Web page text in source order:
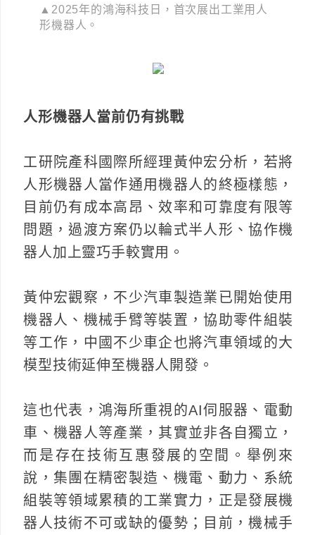
▲2025年的鴻海科技日，首次展出工業用人
形機器人。
人形機器人當前仍有挑戰
工研院產科國際所經理黃仲宏分析，若將
人形機器人當作通用機器人的終極樣態，
目前仍有成本高昂、效率和可靠度有限等
問題，過渡方案仍以輪式半人形、協作機
器人加上靈巧手較實用。
黃仲宏觀察，不少汽車製造業已開始使用
機器人、機械手臂等裝置，協助零件組裝
等工作，中國不少車企也將汽車領域的大
模型技術延伸至機器人開發。
這也代表，鴻海所重視的AI伺服器、電動
車、機器人等產業，其實並非各自獨立，
而是存在技術互惠發展的空間。舉例來
說，集團在精密製造、機電、動力、系統
組裝等領域累積的工業實力，正是發展機
器人技術不可或缺的優勢；目前，機械手